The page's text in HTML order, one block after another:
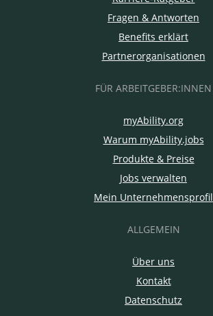
Fragen & Antworten
Benefits erklärt
Partnerorganisationen
FÜR ARBEITGEBER:INNEN
myAbility.org
Warum myAbility.jobs
Produkte & Preise
Jobs verwalten
Mein Unternehmensprofil
ALLGEMEIN
Über uns
Kontakt
Datenschutz